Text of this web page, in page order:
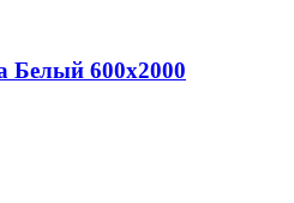
Белый 600х2000